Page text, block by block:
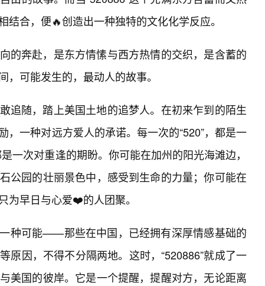
合，便🔥创造出一种独特的文化化学反应。
的奔赴，是东方情愫与西方热情的交织，是含蓄的
可能发生的，最动人的故事。
追随，踏上美国土地的追梦人。在初来乍到的陌生
，一种对远方爱人的承诺。每一次的“520”，都是一
一次对重逢的期盼。你可能在加州的阳光海滩边，
公园的壮丽景色中，感受到生命的力量；你可能在
为早日与心爱❤️的人团聚。
种可能——那些在中国，已经拥有深厚情感基础的
原因，不得不分隔两地。这时，“520886”就成了一
美国的彼岸。它是一个提醒，提醒对方，无论距离